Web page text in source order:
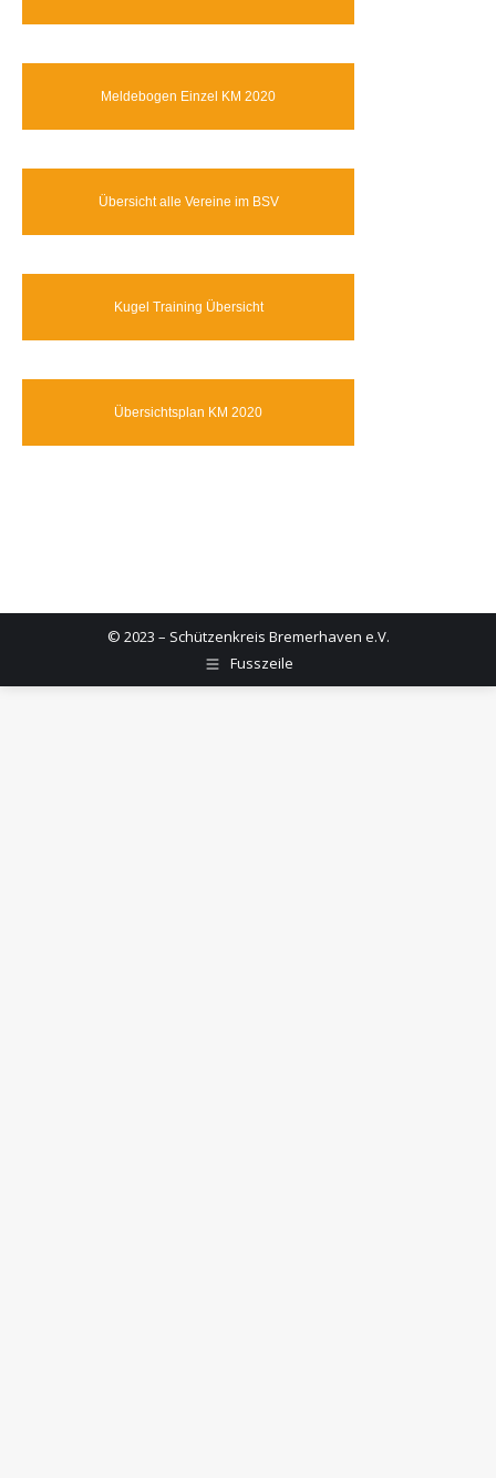
Meldebogen Einzel KM 2020
Übersicht alle Vereine im BSV
Kugel Training Übersicht
Übersichtsplan KM 2020
© 2023 – Schützenkreis Bremerhaven e.V.
Fusszeile